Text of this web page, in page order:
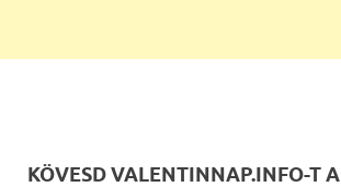
KÖVESD VALENTINNAP.INFO-T A